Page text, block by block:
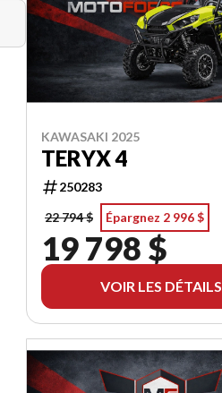
KAWASAKI 2025
TERYX 4
250283
22 794 $
Épargnez 2 996 $
19 798 $
VOIR LES DÉTAILS